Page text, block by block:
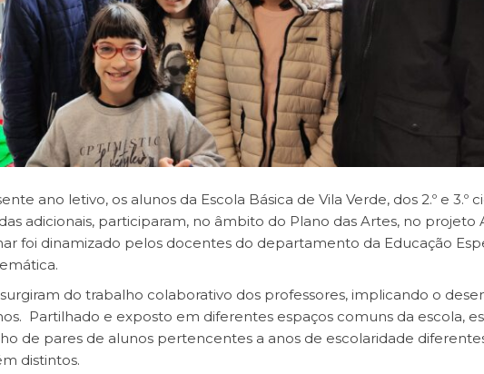
ano letivo, os alunos da Escola Básica de Vila Verde, dos 2.º e 3.º
adicionais, participaram, no âmbito do Plano das Artes, no projeto
foi dinamizado pelos docentes do departamento da Educação
do trabalho colaborativo dos professores, implicando o
Partilhado e exposto em diferentes espaços comuns da escola,
de pares de alunos pertencentes a anos de escolaridade
distintos.